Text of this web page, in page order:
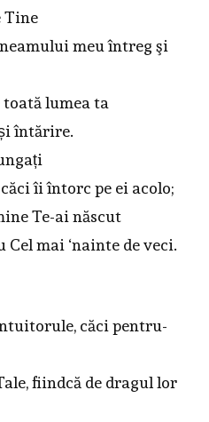
Tine
meu întreg şi
lumea ta
întărire.
îi întorc pe ei acolo;
Te-ai născut
Cel mai ‘nainte de veci.
căci pentru-
fiindcă de dragul lor